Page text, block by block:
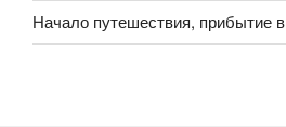
Начало путешествия, прибытие